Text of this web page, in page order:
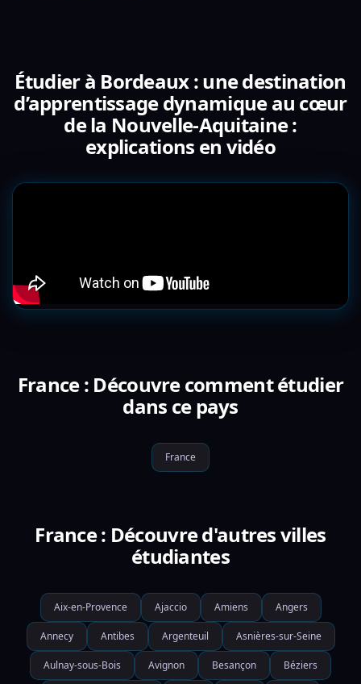
Étudier à Bordeaux : une destination
d’apprentissage dynamique au cœur
de la Nouvelle-Aquitaine :
explications en vidéo
France : Découvre comment étudier
dans ce pays
France
France : Découvre d'autres villes
étudiantes
Aix-en-Provence Ajaccio Amiens Angers
Annecy Antibes Argenteuil Asnières-sur-Seine
Aulnay-sous-Bois Avignon Besançon Béziers